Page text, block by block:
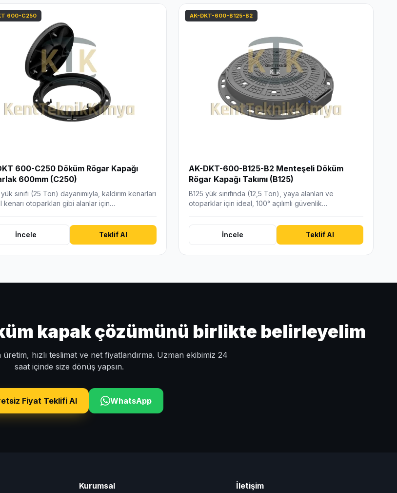
600-C250
600-C250 Döküm Rögar Kapağı
600mm (C250)
sınıfı (25 Ton) dayanımıyla, kaldırım kenarları
kenarı otoparkları gibi alanlar için…
İncele Teklif Al
AK-DKT-600-B125-B2
AK-DKT-600-B125-B2 Menteşeli Döküm
Rögar Kapağı Takımı (B125)
B125 yük sınıfında (12,5 Ton), yaya alanları ve
otoparklar için ideal, 100° açılımlı güvenlik
İncele Teklif Al
kapak çözümünü birlikte belirleyelim
üretim, hızlı teslimat ve net fiyatlandırma. Uzman ekibimiz 24
saat içinde size dönüş yapsın.
Fiyat Teklifi Al WhatsApp
Kurumsal İletişim